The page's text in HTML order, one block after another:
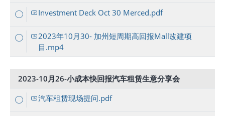
Investment Deck Oct 30 Merced.pdf
2023年10月30- 加州短周期高回报Mall改建项
目.mp4
2023-10月26-小成本快回报汽车租赁生意分享会
汽车租赁现场提问.pdf